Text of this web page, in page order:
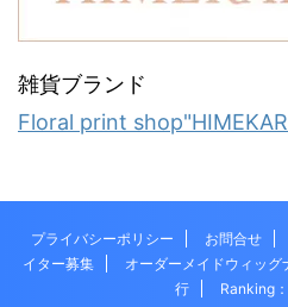
雑貨ブランド
Floral print
プライバシーポリシー お問合せ
イター募集
オーダーメイドウィッグ
行
Ranking